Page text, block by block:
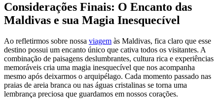
Considerações Finais: O Encanto das
Maldivas e sua Magia Inesquecível
Ao refletirmos sobre nossa viagem às Maldivas, fica claro que esse
destino possui um encanto único que cativa todos os visitantes. A
combinação de paisagens deslumbrantes, cultura rica e experiências
memoráveis cria uma magia inesquecível que nos acompanha
mesmo após deixarmos o arquipélago. Cada momento passado nas
praias de areia branca ou nas águas cristalinas se torna uma
lembrança preciosa que guardamos em nossos corações.